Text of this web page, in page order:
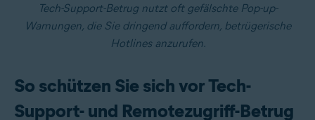
Tech-Support-Betrug nutzt oft gefälschte Pop-up-
Warnungen, die Sie dringend auffordern, betrügerische
Hotlines anzurufen.
So schützen Sie sich vor Tech-
Support- und Remotezugriff-Betrug